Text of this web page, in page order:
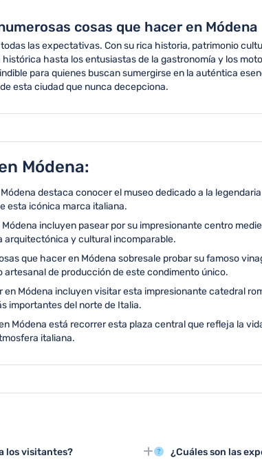
cosas que hacer en Módena
las expectativas. Con su rica historia, patrimonio
hasta los entusiastas de la gastronomía y los
para quienes buscan sumergirse en la auténtica
esta ciudad que nunca decepciona.
Módena:
destaca conocer el museo dedicado a la
esta icónica marca italiana.
incluyen pasear por su impresionante centro
y cultural incomparable.
que hacer en Módena sobresale probar su famoso
de producción de este condimento único.
en Módena incluyen visitar esta impresionante catedral
importantes del norte de Italia.
Módena está recorrer esta plaza central que refleja la
italiana.
los visitantes?
¿Cuáles son las